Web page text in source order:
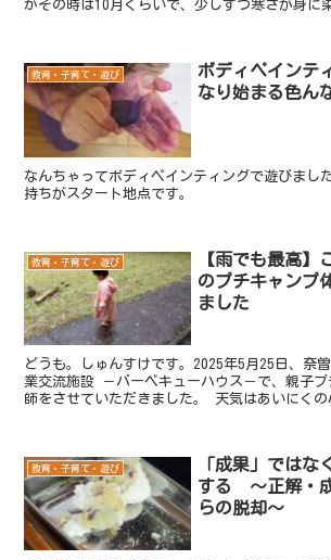
かその時は10月くらいで、少しずつ寒さが身に
教育・子育て・遊び
ボディペインテ
なり始まる色ん
なんちゃってボディペインティングで遊びまし
持ちがスタート地点です。
教育・子育て・遊び
【雨でも最高】
のプチキャンプ
ました
どうも。しゅんすけです。2025年5月25日、奈
業交流施設 －バーベキューハウス－で、親子
師をさせていただきました。 天気はあいにくの
教育・子育て・遊び
「成果」ではな
する ～正解・
らの脱却～